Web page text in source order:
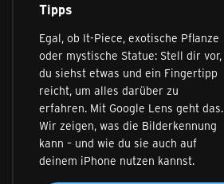
Tipps
Egal, ob It-Piece, exotische Pflanze
oder mystische Statue: Stell dir vor,
du siehst etwas und ein Fingertipp
reicht, um alles darüber zu
erfahren. Mit Google Lens geht das.
Wir zeigen, was die Bilderkennung
kann – und wie du sie auch auf
deinem iPhone nutzen kannst.